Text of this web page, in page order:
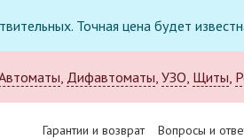
Точная цена будет
, Дифавтоматы, УЗО, Щиты,
Гарантии и возврат Вопросы и